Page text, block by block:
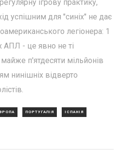
ігрову практику,
успішним для "синіх" не дає
легіонера: 1
АПЛ - це явно не ті
п'ятдесяти мільйонів
нинішніх відверто
ПОРТУГАЛІЯ ІСПАНІЯ